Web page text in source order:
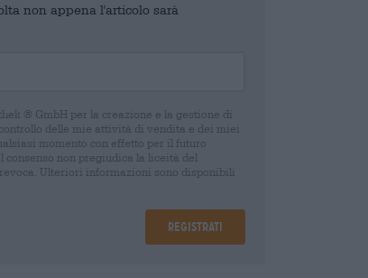
non appena l'articolo sarà
® GmbH per la creazione e la gestione di
delle mie attività di vendita e dei miei
momento con effetto per il futuro
non pregiudica la liceità del
Ulteriori informazioni sono disponibili
Registrati